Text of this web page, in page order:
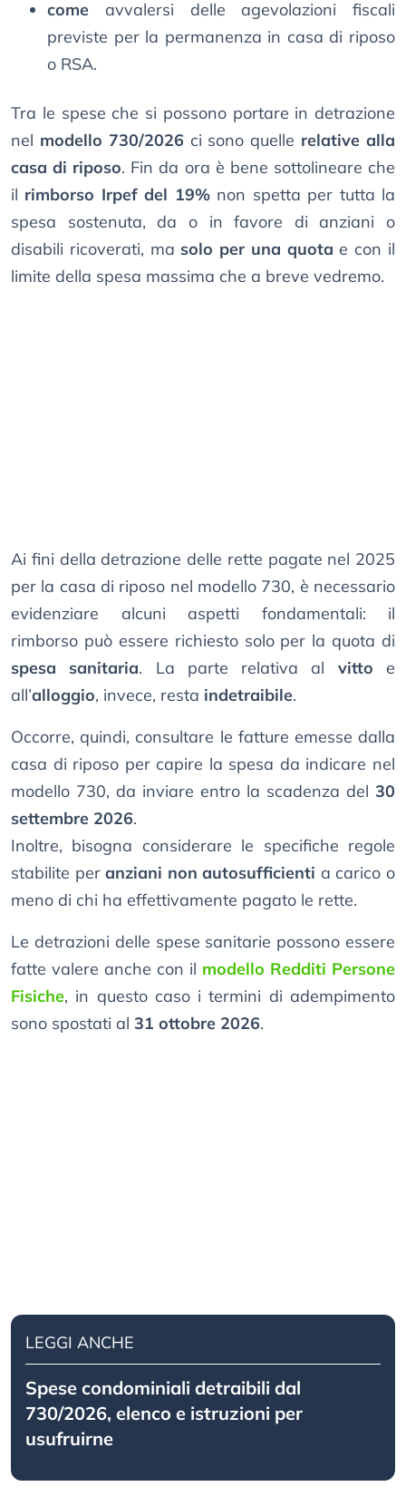
come avvalersi delle agevolazioni fiscali
previste per la permanenza in casa di riposo
o RSA.
Tra le spese che si possono portare in detrazione
nel modello 730/2026 ci sono quelle relative alla
casa di riposo. Fin da ora è bene sottolineare che
il rimborso Irpef del 19%non spetta per tutta la
spesa sostenuta, da o in favore di anziani o
disabili ricoverati, ma solo per una quota e con il
limite della spesa massima che a breve vedremo.
Ai fini della detrazione delle rette pagate nel 2025
per la casa di riposo nel modello 730, è necessario
evidenziare alcuni aspetti fondamentali: il
rimborso può essere richiesto solo per la quota di
spesa sanitaria. La parte relativa al vitto e
all’alloggio, invece, resta indetraibile.
Occorre, quindi, consultare le fatture emesse dalla
casa di riposo per capire la spesa da indicare nel
modello 730, da inviare entro la scadenza del 30
settembre 2026.
Inoltre, bisogna considerare le specifiche regole
stabilite peranziani non autosufficienti a carico o
meno di chi ha effettivamente pagato le rette.
Le detrazioni delle spese sanitarie possono essere
fatte valere anche con il modello Redditi Persone
Fisiche, in questo caso i termini di adempimento
sono spostati al 31 ottobre 2026.
LEGGI ANCHE
Spese condominiali detraibili dal
730/2026, elenco e istruzioni per
usufruirne